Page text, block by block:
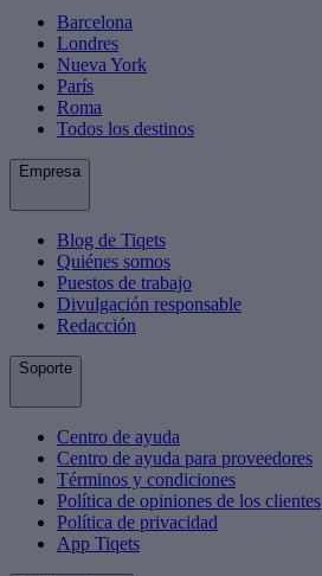
Barcelona
Londres
Nueva York
París
Roma
Todos los destinos
Empresa
Blog de Tiqets
Quiénes somos
Puestos de trabajo
Divulgación responsable
Redacción
Soporte
Centro de ayuda
Centro de ayuda para proveedores
Términos y condiciones
Política de opiniones de los clientes
Política de privacidad
App Tiqets